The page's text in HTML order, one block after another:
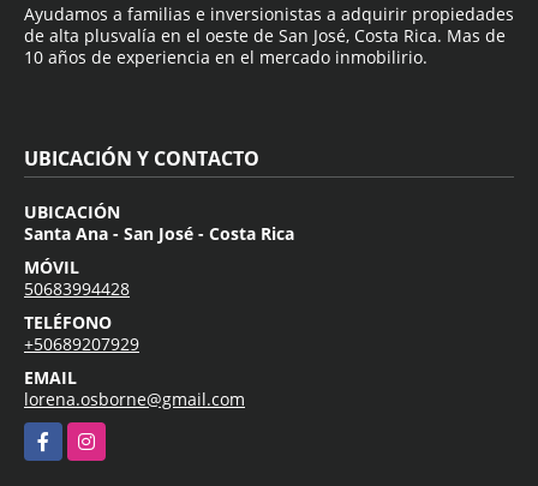
Ayudamos a familias e inversionistas a adquirir propiedades
de alta plusvalía en el oeste de San José, Costa Rica. Mas de
10 años de experiencia en el mercado inmobilirio.
UBICACIÓN Y CONTACTO
UBICACIÓN
Santa Ana - San José - Costa Rica
MÓVIL
50683994428
TELÉFONO
+50689207929
EMAIL
lorena.osborne@gmail.com
FacebookInstagram